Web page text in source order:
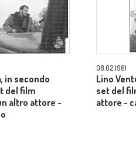
in secondo
del film
altro attore -
08.02.1961
Lino
set del
attore -